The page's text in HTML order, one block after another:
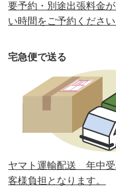
第35回人形供養祭
第33回人形供養祭
第32回人形供養祭
第31回人形供養祭
第30回人形供養祭
第29回人形供養祭
要予約・別途出張料金
い時間をご予約ください
宅急便で送る
ヤマト運輸配送 年中
客様負担となります。